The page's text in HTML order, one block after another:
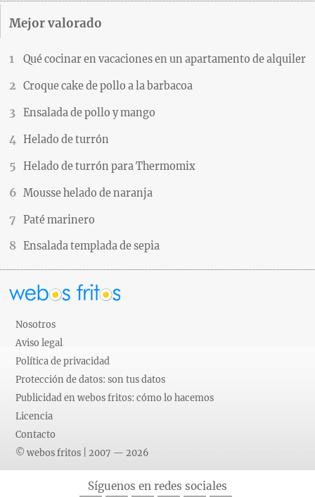
Mejor valorado
Qué cocinar en vacaciones en un apartamento de alquiler
Croque cake de pollo a la barbacoa
Ensalada de pollo y mango
Helado de turrón
Helado de turrón para Thermomix
Mousse helado de naranja
Paté marinero
Ensalada templada de sepia
Nosotros
Aviso legal
Política de privacidad
Protección de datos: son tus datos
Publicidad en webos fritos: cómo lo hacemos
Licencia
Contacto
© webos fritos | 2007 — 2026
Síguenos en redes sociales